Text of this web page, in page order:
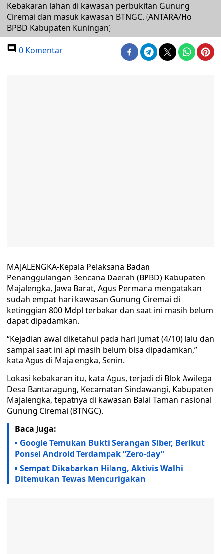
Kebakaran lahan di kawasan perbukitan Gunung
Ciremai dan masuk kawasan BTNGC. (ANTARA/Ho
BPBD Kabupaten Kuningan)
0 Komentar
MAJALENGKA-Kepala Pelaksana Badan
Penanggulangan Bencana Daerah (BPBD) Kabupaten
Majalengka, Jawa Barat, Agus Permana mengatakan
sudah empat hari kawasan Gunung Ciremai di
ketinggian 800 Mdpl terbakar dan saat ini masih belum
dapat dipadamkan.
“Kejadian awal diketahui pada hari Jumat (4/10) lalu dan
sampai saat ini api masih belum bisa dipadamkan,”
kata Agus di Majalengka, Senin.
Lokasi kebakaran itu, kata Agus, terjadi di Blok Awilega
Desa Bantaragung, Kecamatan Sindawangi, Kabupaten
Majalengka, tepatnya di kawasan Balai Taman nasional
Gunung Ciremai (BTNGC).
Baca Juga:
Google Temukan Bukti Serangan Siber, Berikut
Ponsel Android Terdampak “Zero-day”
Sempat Dikabarkan Hilang, Aktivis Walhi
Ditemukan Tewas Mencurigakan